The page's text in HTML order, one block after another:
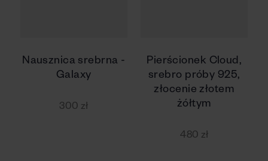
Nausznica srebrna -
Galaxy
300 zł
Pierścionek Cloud,
srebro próby 925,
złocenie złotem
żółtym
480 zł